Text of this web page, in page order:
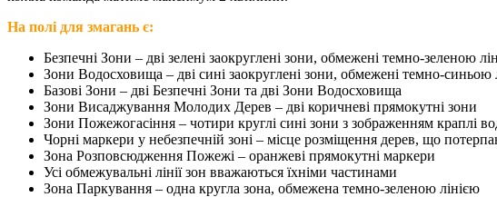
На полі для змагань є:
Безпечні Зони – дві зелені заокруглені зони, обмежені темно-зеленою
Зони Водосховища – дві сині заокруглені зони, обмежені темно-синьою
Базові Зони – дві Безпечні Зони та дві Зони Водосховища
Зони Висаджування Молодих Дерев – дві коричневі прямокутні зони
Зони Пожежогасіння – чотири круглі сині зони з зображенням краплі
Чорні маркери у небезпечній зоні – місце розміщення дерев, що
Зона Розповсюдження Пожежі – оранжеві прямокутні маркери
Усі обмежувальні лінії зон вважаються їхніми частинами
Зона Паркування – одна кругла зона, обмежена темно-зеленою лінією